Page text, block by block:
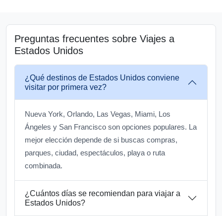
Preguntas frecuentes sobre Viajes a
Estados Unidos
¿Qué destinos de Estados Unidos conviene
visitar por primera vez?
Nueva York, Orlando, Las Vegas, Miami, Los
Ángeles y San Francisco son opciones populares. La
mejor elección depende de si buscas compras,
parques, ciudad, espectáculos, playa o ruta
combinada.
¿Cuántos días se recomiendan para viajar a
Estados Unidos?